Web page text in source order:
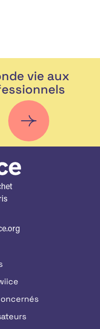
vie aux